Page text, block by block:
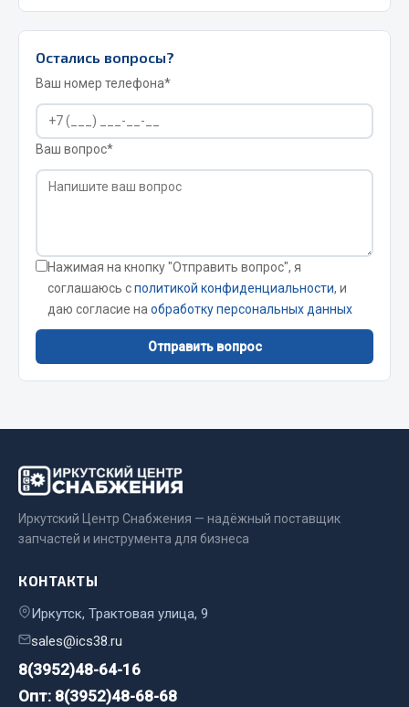
Технические жидкости
Весь раздел
Кольца стопорные
Пресс-масленки
Пробки
Пружины
Хомуты
Весь раздел
Соединительные элементы
Camozzi
Тройники
Трубки, муфты, гайки
Угольники
Фитинги
Штуцеры
Остались вопросы?
Ваш номер телефона*
Ваш вопрос*
Нажимая на кнопку "Отправить вопрос", я
соглашаюсь сполитикой конфиденциальности, и
даю согласие на обработку персональных данных
Отправить вопрос
Иркутский Центр Снабжения — надёжный поставщик
запчастей и инструмента для бизнеса
КОНТАКТЫ
Иркутск, Трактовая улица, 9
sales@ics38.ru
8(3952)48-64-16
Опт: 8(3952)48-68-68